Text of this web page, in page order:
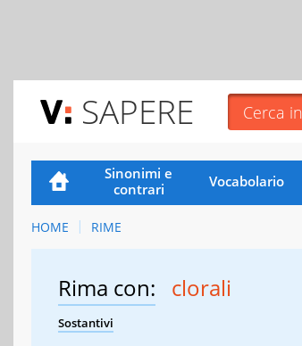
SAPERE
Sinonimi e
contrari
Vocabolario
HOME RIME
Rima con: clorali
Sostantivi